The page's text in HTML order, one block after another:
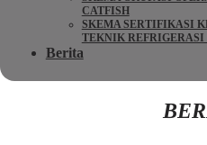
CATFISH
SKEMA SERTIFIKASI
TEKNIK REFRIGERASI
Berita